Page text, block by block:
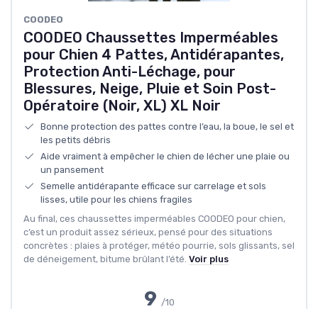
COODEO
COODEO Chaussettes Imperméables
pour Chien 4 Pattes, Antidérapantes,
Protection Anti-Léchage, pour
Blessures, Neige, Pluie et Soin Post-
Opératoire (Noir, XL) XL Noir
Bonne protection des pattes contre l’eau, la boue, le sel et
les petits débris
Aide vraiment à empêcher le chien de lécher une plaie ou
un pansement
Semelle antidérapante efficace sur carrelage et sols
lisses, utile pour les chiens fragiles
Au final, ces chaussettes imperméables COODEO pour chien,
c’est un produit assez sérieux, pensé pour des situations
concrètes : plaies à protéger, météo pourrie, sols glissants, sel
de déneigement, bitume brûlant l’été. Voir plus
9 /10